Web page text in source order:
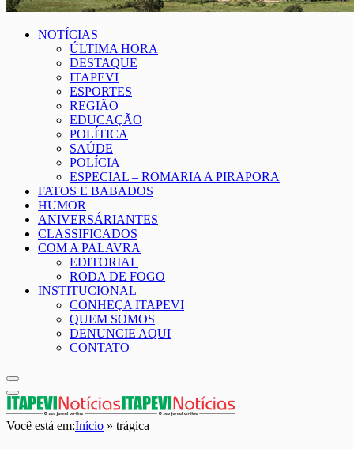
NOTÍCIAS
ÚLTIMA HORA
DESTAQUE
ITAPEVI
ESPORTES
REGIÃO
EDUCAÇÃO
POLÍTICA
SAÚDE
POLÍCIA
ESPECIAL – ROMARIA A PIRAPORA
FATOS E BABADOS
HUMOR
ANIVERSÁRIANTES
CLASSIFICADOS
COM A PALAVRA
EDITORIAL
RODA DE FOGO
INSTITUCIONAL
CONHEÇA ITAPEVI
QUEM SOMOS
DENUNCIE AQUI
CONTATO
Você está em:Início » trágica